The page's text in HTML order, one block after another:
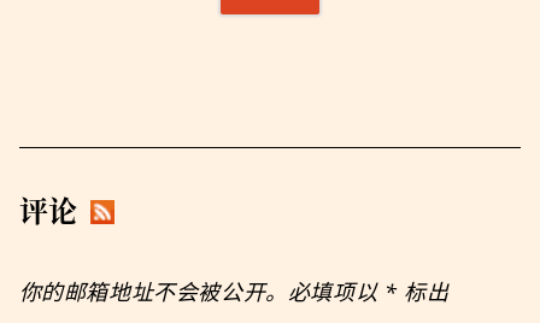
评论
你的邮箱地址不会被公开。必填项以 *标出